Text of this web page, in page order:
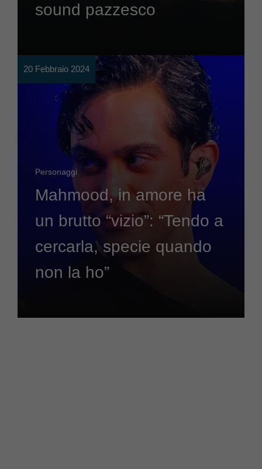
sound pazzesco
20 Febbraio 2024
Personaggi
Mahmood, in amore ha
un brutto “vizio”: “Tendo a
cercarla, specie quando
non la ho”